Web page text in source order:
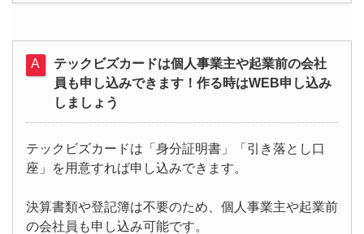
テックビズカードは個人事業主や起業前の会社
員も申し込みできます！作る時はWEB申し込み
しましょう
テックビズカードは「身分証明書」「引き落とし口
座」を用意すれば申し込みできます。
決算書類や登記簿は不要のため、個人事業主や起業前
の会社員も申し込み可能です。